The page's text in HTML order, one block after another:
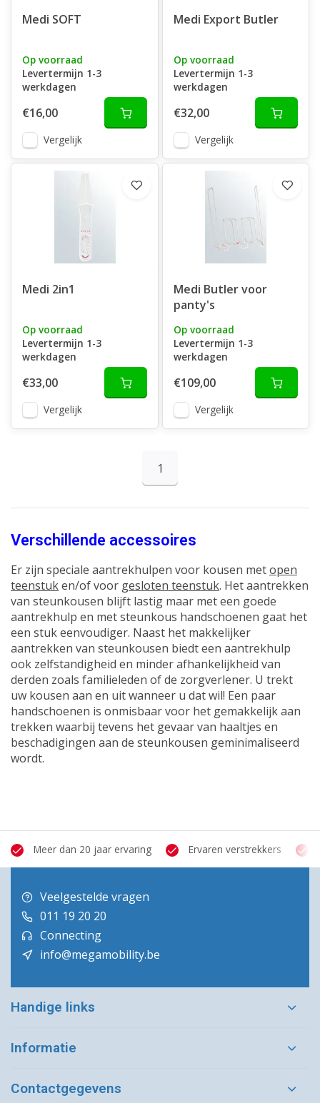
Medi SOFT
Op voorraad
Levertermijn 1-3
werkdagen
€16,00
Vergelijk
Medi Export Butler
Op voorraad
Levertermijn 1-3
werkdagen
€32,00
Vergelijk
Medi 2in1
Op voorraad
Levertermijn 1-3
werkdagen
€33,00
Vergelijk
Medi Butler voor
panty's
Op voorraad
Levertermijn 1-3
werkdagen
€109,00
Vergelijk
1
Verschillende accessoires
Er zijn speciale aantrekhulpen voor kousen metopen
teenstuken/of voor gesloten teenstuk. Het aantrekken
van steunkousen blijft lastig maar met een goede
aantrekhulp en met steunkous handschoenen gaat het
een stuk eenvoudiger. Naast het makkelijker
aantrekken van steunkousen biedt een aantrekhulp
ook zelfstandigheid en minder afhankelijkheid van
derden zoals familieleden of de zorgverlener. U trekt
uw kousen aan en uit wanneer u dat wil! Een paar
handschoenen is onmisbaar voor het gemakkelijk aan
trekken waarbij tevens het gevaar van haaltjes en
beschadigingen aan de steunkousen geminimaliseerd
wordt.
Meer dan 20 jaar ervaring Ervaren verstrekkers
Veelgestelde vragen
011 19 20 20
Connecting
info@megamobility.be
Handige links
Informatie
Contactgegevens